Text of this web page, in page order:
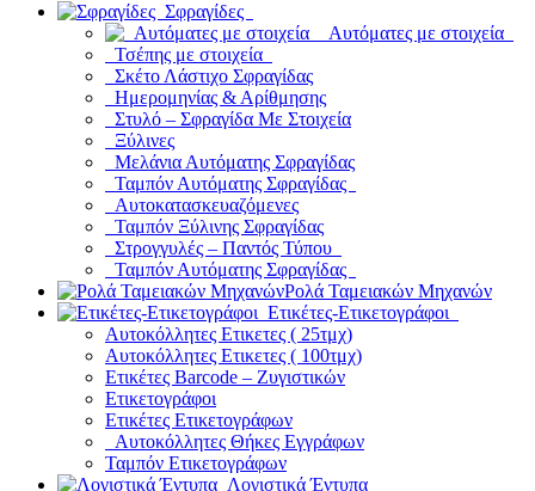
Σφραγίδες
Αυτόματες με στοιχεία
Τσέπης με στοιχεία
Σκέτο Λάστιχο Σφραγίδας
Ημερομηνίας & Αρίθμησης
Στυλό – Σφραγίδα Με Στοιχεία
Ξύλινες
Μελάνια Αυτόματης Σφραγίδας
Ταμπόν Αυτόματης Σφραγίδας
Αυτοκατασκευαζόμενες
Ταμπόν Ξύλινης Σφραγίδας
Στρογγυλές – Παντός Τύπου
Ταμπόν Αυτόματης Σφραγίδας
Ρολά Ταμειακών Μηχανών
Ετικέτες-Ετικετογράφοι
Αυτοκόλλητες Ετικετες ( 25τμχ)
Αυτοκόλλητες Ετικετες ( 100τμχ)
Ετικέτες Barcode – Ζυγιστικών
Ετικετογράφοι
Ετικέτες Ετικετογράφων
Αυτοκόλλητες Θήκες Εγγράφων
Ταμπόν Ετικετογράφων
Λογιστικά Έντυπα